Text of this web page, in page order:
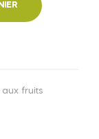
fruits